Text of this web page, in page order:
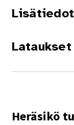
Lisätiedot
Lataukset
Heräsikö